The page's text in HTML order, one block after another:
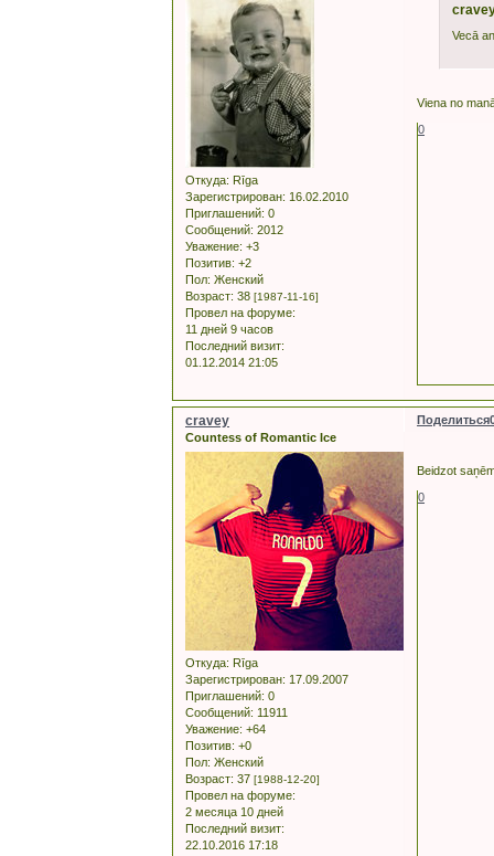
Откуда: Rīga
Зарегистрирован: 16.02.2010
Приглашений: 0
Сообщений: 2012
Уважение: +3
Позитив: +2
Пол: Женский
Возраст: 38 [1987-11-16]
Провел на форуме:
11 дней 9 часов
Последний визит:
01.12.2014 21:05
Vecā
Viena no
0
Поделиться
cravey
Countess of Romantic Ice
Откуда: Rīga
Зарегистрирован: 17.09.2007
Приглашений: 0
Сообщений: 11911
Уважение: +64
Позитив: +0
Пол: Женский
Возраст: 37 [1988-12-20]
Провел на форуме:
2 месяца 10 дней
Последний визит:
22.10.2016 17:18
Beidzot
0